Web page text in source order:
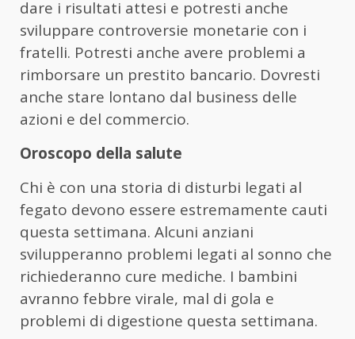
dare i risultati attesi e potresti anche
sviluppare controversie monetarie con i
fratelli. Potresti anche avere problemi a
rimborsare un prestito bancario. Dovresti
anche stare lontano dal business delle
azioni e del commercio.
Oroscopo della salute
Chi è con una storia di disturbi legati al
fegato devono essere estremamente cauti
questa settimana. Alcuni anziani
svilupperanno problemi legati al sonno che
richiederanno cure mediche. I bambini
avranno febbre virale, mal di gola e
problemi di digestione questa settimana.